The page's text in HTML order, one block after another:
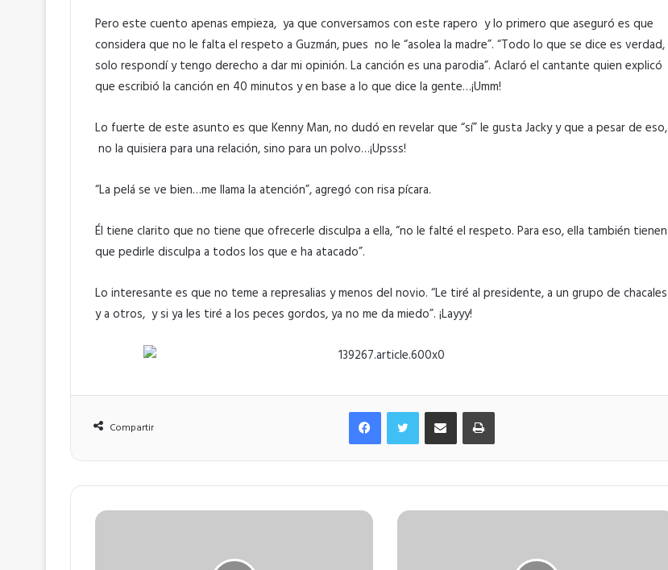
Pero este cuento apenas empieza, ya que conversamos con este rapero y lo primero que aseguró es que
considera que no le falta el respeto a Guzmán, pues no le “asolea la madre”. “Todo lo que se dice es verdad,
solo respondí y tengo derecho a dar mi opinión. La canción es una parodia”. Aclaró el cantante quien explicó
que escribió la canción en 40 minutos y en base a lo que dice la gente…¡Umm!
Lo fuerte de este asunto es que Kenny Man, no dudó en revelar que “sí” le gusta Jacky y que a pesar de eso,
no la quisiera para una relación, sino para un polvo…¡Upsss!
“La pelá se ve bien…me llama la atención”, agregó con risa pícara.
Él tiene clarito que no tiene que ofrecerle disculpa a ella, “no le falté el respeto. Para eso, ella también tienen
que pedirle disculpa a todos los que e ha atacado”.
Lo interesante es que no teme a represalias y menos del novio. “Le tiré al presidente, a un grupo de chacales
y a otros, y si ya les tiré a los peces gordos, ya no me da miedo”. ¡Layyy!
Compartir
FacebookTwitter Compartir por correo electrónicoImprimir